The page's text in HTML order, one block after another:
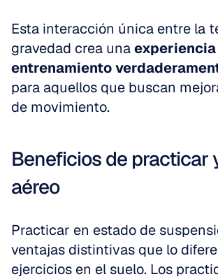
Esta interacción única entre la
gravedad crea una
entrenamiento
para aquellos que buscan
de movimiento.
Beneficios de practicar
aéreo
Practicar en estado de
ventajas distintivas que lo
ejercicios en el suelo. Los